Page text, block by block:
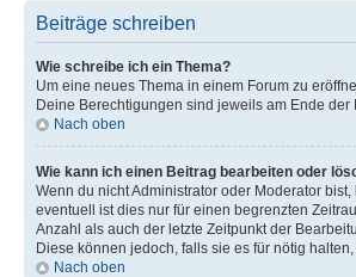
Beiträge schreiben
Wie schreibe ich ein Thema?
Um eine neues Thema in einem Forum zu
Deine Berechtigungen sind jeweils am Ende der
Nach oben
Wie kann ich einen Beitrag bearbeiten oder
Wenn du nicht Administrator oder Moderator
eventuell ist dies nur für einen begrenzten
Anzahl als auch der letzte Zeitpunkt der
Diese können jedoch, falls sie es für nötig
Nach oben